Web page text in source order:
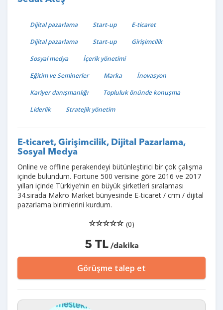
Dijital pazarlama Start-up
E-ticaret
Dijital pazarlama
Start-up
Girişimcilik
Sosyal medya
İçerik yönetimi
Eğitim ve Seminerler
Marka
İnovasyon
Kariyer danışmanlığı
Topluluk önünde konuşma
Liderlik
Stratejik yönetim
E-ticaret, Girişimcilik, Dijital Pazarlama,
Sosyal Medya
Online ve offline perakendeyi bütünleştirici bir çok çalışma
içinde bulundum. Fortune 500 verisine göre 2016 ve 2017
yılları içinde Türkiye’nin en büyük şirketleri sıralaması
34.sırada Makro Market bünyesinde E-ticaret / crm / dijital
pazarlama birimlerini kurdum.
(0)
5 TL/dakika
Görüşme talep et